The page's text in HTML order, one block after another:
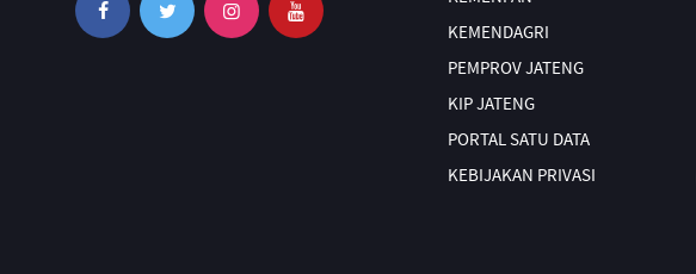
KEMENDAGRI
PEMPROV JATENG
KIP JATENG
PORTAL SATU DATA
KEBIJAKAN PRIVASI